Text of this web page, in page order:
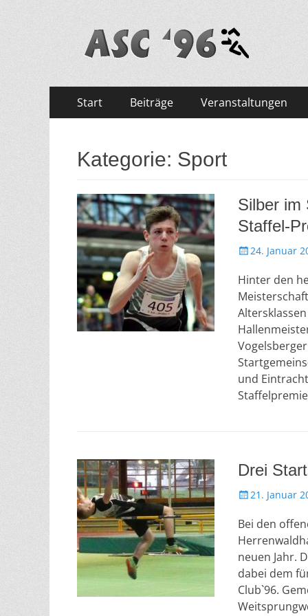
ASC '96 e.V.
Primäres
Menü
Zum
Inhalt
Start Beiträge Veranstaltungen
Kategorie: Sport
Silber im
Staffel-
V
r
ö
f
f
e
n
t
l
i
m
24. Januar
Hinter den
und
Drei
V
r
ö
f
e
n
t
21. Januar
Bei den
neuen Jahr.
dabei dem
Club`96.